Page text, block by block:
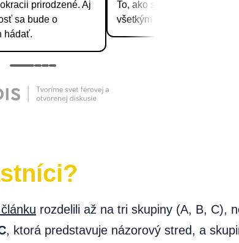
rozdelili až na tri skupiny (A, B, C),
, ktorá predstavuje názorový stred, a